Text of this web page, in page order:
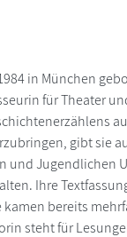
in München
für Theater
gibt sie
und Jugendlichen
Ihre
bereits
steht für